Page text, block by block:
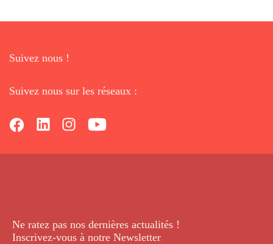
Suivez nous !
Suivez nous sur les réseaux :
Ne ratez pas nos dernières actualités !
Inscrivez-vous à notre Newsletter.